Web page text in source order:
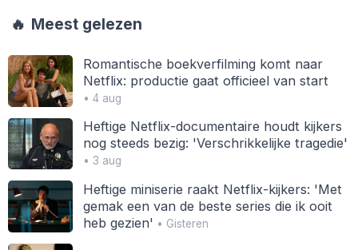
🔥 Meest gelezen
Romantische boekverfilming komt naar
Netflix: productie gaat officieel van start
• 4 aug
Heftige Netflix-documentaire houdt kijkers
nog steeds bezig: 'Verschrikkelijke tragedie'
• 3 aug
Heftige miniserie raakt Netflix-kijkers: 'Met
gemak een van de beste series die ik ooit
heb gezien' • Gisteren